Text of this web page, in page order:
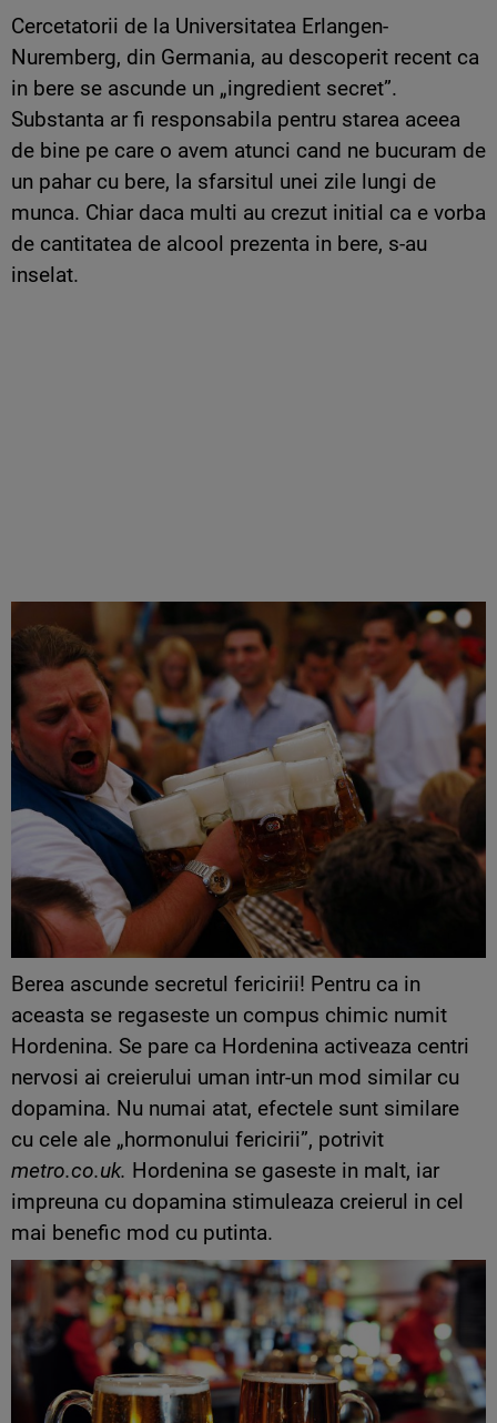
Cercetatorii de la Universitatea Erlangen-
Nuremberg, din Germania, au descoperit recent ca
in bere se ascunde un „ingredient secret”.
Substanta ar fi responsabila pentru starea aceea
de bine pe care o avem atunci cand ne bucuram de
un pahar cu bere, la sfarsitul unei zile lungi de
munca. Chiar daca multi au crezut initial ca e vorba
de cantitatea de alcool prezenta in bere, s-au
inselat.
Berea ascunde secretul fericirii! Pentru ca in
aceasta se regaseste un compus chimic numit
Hordenina. Se pare ca Hordenina activeaza centri
nervosi ai creierului uman intr-un mod similar cu
dopamina. Nu numai atat, efectele sunt similare
cu cele ale „hormonului fericirii”, potrivit
metro.co.uk. Hordenina se gaseste in malt, iar
impreuna cu dopamina stimuleaza creierul in cel
mai benefic mod cu putinta.